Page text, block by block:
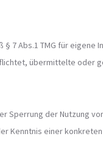
7 Abs.1 TMG für eigene
übermittelte oder
Sperrung der Nutzung
Kenntnis einer